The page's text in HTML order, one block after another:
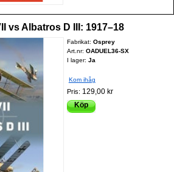
vs Albatros D III: 1917–18
Fabrikat: Osprey
Art.nr: OADUEL36-SX
I lager: Ja
Kom ihåg
Pris: 129,00 kr
Köp